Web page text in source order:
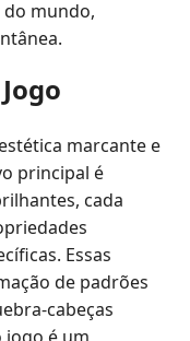
mundo,
marcante e
principal é
cada
Essas
de padrões
cabeças